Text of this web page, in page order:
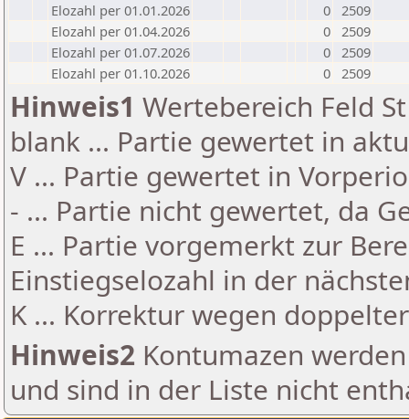
Elozahl per 01.01.2026
0 2509
Elozahl per 01.04.2026
0 2509
Elozahl per 01.07.2026
0 2509
Elozahl per 01.10.2026
0 2509
Hinweis1 Wertebereich Feld
blank ... Partie gewertet in
V ... Partie gewertet in
- ... Partie nicht gewertet, da
E ... Partie vorgemerkt zur
Einstiegselozahl in der
K ... Korrektur wegen
Hinweis2 Kontumazen
und sind in der Liste nicht